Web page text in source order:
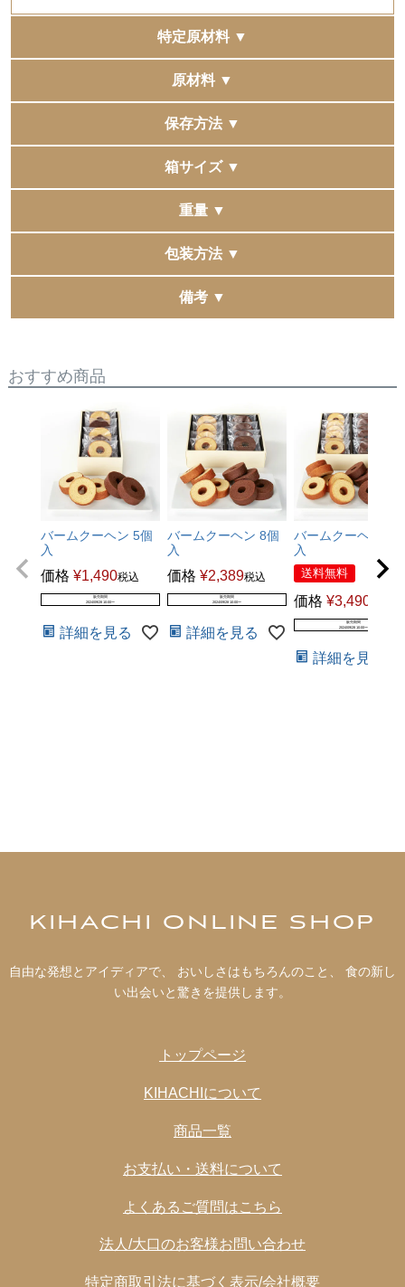
特定原材料 ▼
原材料 ▼
【いちごジャム（水飴、砂糖、いちご、デキストリン）
（国内製造）、小麦粉、マーガリン、砂糖、液全卵、ア
ーモンドパウダー（アーモンド、コーンスターチ）、シ
ョートニング、加糖練乳、脱脂粉乳、バター、食塩／ゲ
ル化剤（増粘多糖類）、膨脹剤、酸味料、着色料（アン
トシアニン、カロテノイド）、香料、乳化剤（大豆由
来）、pH調整剤】
●オレンジ
卵、アーモンドパウダー（アーモンド、コーンスター
食塩／ゲル化剤（増粘多糖類）、膨脹剤、酸味料、着色
料（カロテノイド）、香料、乳化剤（大豆由来）、pH調
●マーブルチョコ
【小麦粉（国内製造）、準チョコレート、マーガリン、
砂糖、液全卵、ショートニング、ココアパウダー、加糖
練乳、食塩、バター／膨脹剤、乳化剤（大豆由来）、香
料、酸味料、着色料（カロテノイド）】
●ホワイトチョコ
【小麦粉（国内製造）、マーガリン、砂糖、準チョコレ
チ）、ショートニング、脱脂粉乳、加糖練乳、バター、
剤、着色料（カロテノイド）】
保存方法 ▼
直射日光、高温多湿の場所を避けて保存してください。
箱サイズ ▼
トゥワイス ベイクド クッキー 15個入：280×315×50mm
タオルギフト箱サイズ：220×220×60mm
重量 ▼
トゥワイス ベイクド クッキー 15個入：669g
包装方法 ▼
トゥワイス ベイクド クッキーは包装紙でお包みしてお
届けいたします。リボンシールやお熨斗掛け(内熨斗不
タオルギフト箱は包装紙・熨斗掛けはできません。
予めご了承くださいませ。
備考 ▼
発生し、 正常に購入できた場合でも在庫切れとなる場合
予めご了承くださいませ。
おすすめ商品
バームクーヘン 5個
入
価格 ¥1,490税込
販売期間
2024/09/28 10:00〜
詳細を見る
バームクーヘン 8個
入
価格 ¥2,389税込
販売期間
2024/09/28 10:00〜
詳細を見る
バームクーヘン 12
入
送料無料
価格 ¥3,490
販売期間
2024/09/28 10:00〜
詳細を見る
KIHACHI ONLINE SHOP
自由な発想とアイディアで、 おいしさはもちろんのこと、 食の新し
い出会いと驚きを提供します。
トップページ
KIHACHIについて
商品一覧
お支払い・送料について
よくあるご質問はこちら
法人/大口のお客様お問い合わせ
特定商取引法に基づく表示/会社概要